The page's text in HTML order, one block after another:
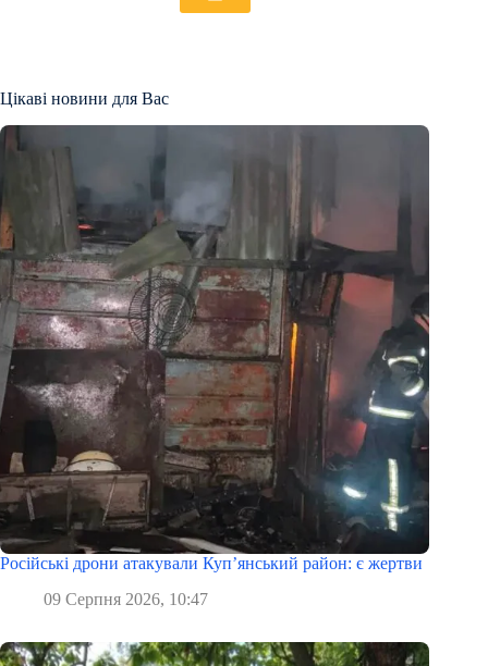
Цікаві новини для Вас
Російські дрони атакували Куп’янський район: є жертви
09 Серпня 2026, 10:47